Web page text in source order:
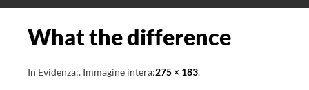
What the difference
In Evidenza:. Immagine intera:275 × 183.